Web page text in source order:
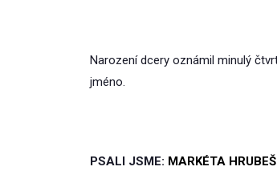
Narození dcery oznámil minulý
jméno.
PSALI JSME: MARKÉTA